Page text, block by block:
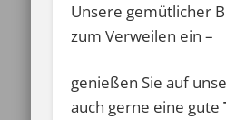
Unsere gemütlicher
zum Verweilen ein –
genießen Sie auf
auch gerne eine gute